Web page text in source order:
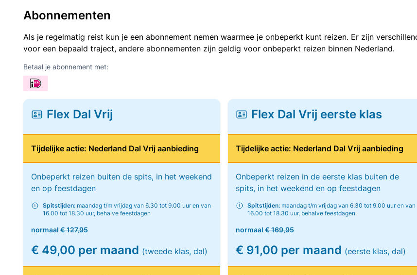
Abonnementen
Als je regelmatig reist kun je een abonnement nemen waarmee je onbeperkt kunt reizen. Er zijn
voor een bepaald traject, andere abonnementen zijn geldig voor onbeperkt reizen binnen Nederland.
Betaal je abonnement met:
Flex Dal Vrij
Tijdelijke actie: Nederland Dal Vrij aanbieding
Onbeperkt reizen buiten de spits, in het weekend
en op feestdagen
Spitstijden: maandag t/m vrijdag van 6.30 tot 9.00 uur en van
16.00 tot 18.30 uur, behalve feestdagen
normaal € 127,95
€ 49,00 per maand (tweede klas, dal)
Flex Dal Vrij eerste klas
Tijdelijke actie: Nederland Dal Vrij aanbieding
Onbeperkt reizen in de eerste klas buiten de
spits, in het weekend en op feestdagen
Spitstijden: maandag t/m vrijdag van 6.30 tot 9.00 uur en van
16.00 tot 18.30 uur, behalve feestdagen
normaal€ 169,95
€ 91,00 per maand (eerste klas, dal)